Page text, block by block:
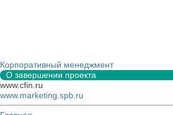
Корпоративный менеджмент
О завершении проекта
www.cfin.ru
www.marketing.spb.ru